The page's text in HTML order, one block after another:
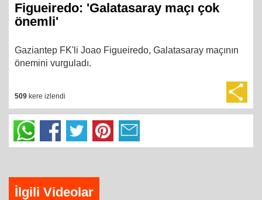
Figueiredo: 'Galatasaray maçı çok
önemli'
Gaziantep FK'li Joao Figueiredo, Galatasaray maçının
önemini vurguladı.
509 kere izlendi
İlgili Videolar